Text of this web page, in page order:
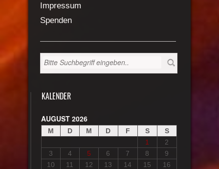
Impressum
Spenden
KALENDER
AUGUST 2026
M D M D F S
S
1
2
3
4 5 6 7 8
9
10
11 12 13 14 15
16